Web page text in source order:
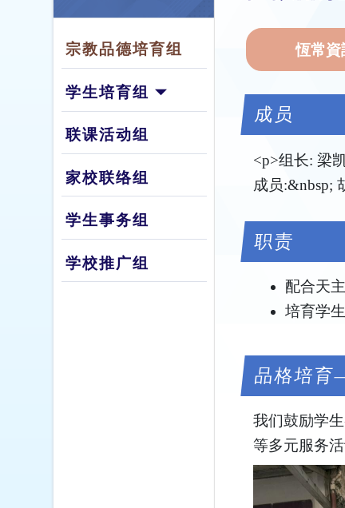
宗教品德培育组
学生培育组
联课活动组
家校联络组
学生事务组
学校推广组
恆常資
成员
<p>组长: 梁
成员:&nbsp;
职责
配合天
培育学
品格培育
我们鼓励学
等多元服务